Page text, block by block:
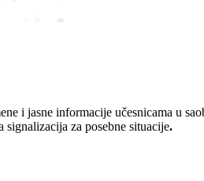
i jasne informacije učesnicama u
za posebne situacije.